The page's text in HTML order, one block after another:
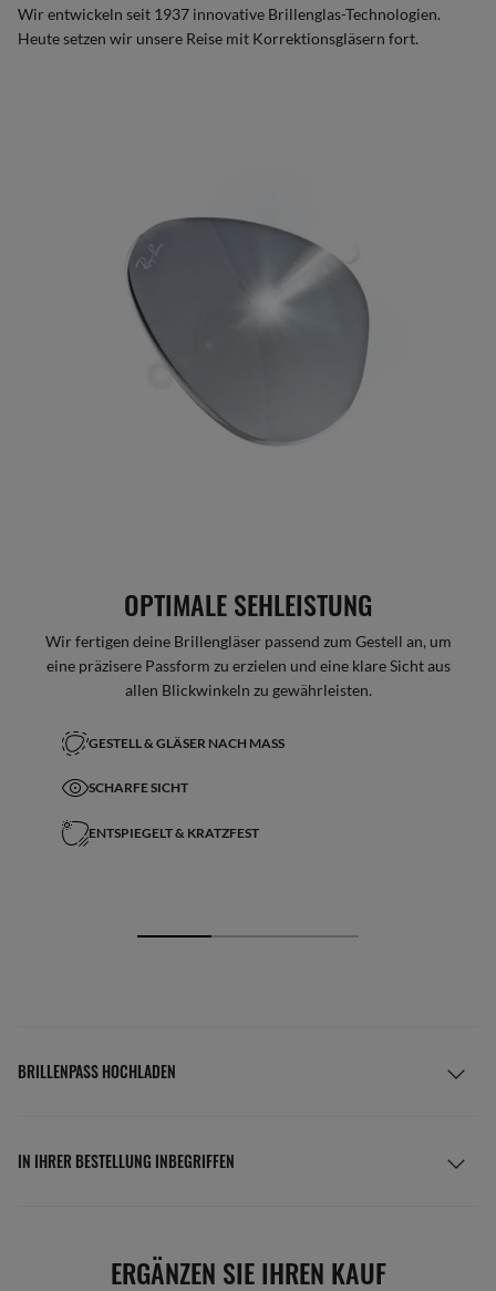
Wir entwickeln seit 1937 innovative Brillenglas-Technologien.
Heute setzen wir unsere Reise mit Korrektionsgläsern fort.
OPTIMALE SEHLEISTUNG
Wir fertigen deine Brillengläser passend zum Gestell an, um
eine präzisere Passform zu erzielen und eine klare Sicht aus
allen Blickwinkeln zu gewährleisten.
GESTELL & GLÄSER NACH MASS
SCHARFE SICHT
ENTSPIEGELT & KRATZFEST
BRILLENPASS HOCHLADEN
IN IHRER BESTELLUNG INBEGRIFFEN
ERGÄNZEN SIE IHREN KAUF